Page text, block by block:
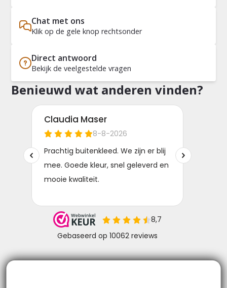
Chat met ons
Klik op de gele knop rechtsonder
Direct antwoord
Bekijk de veelgestelde vragen
Benieuwd wat anderen vinden?